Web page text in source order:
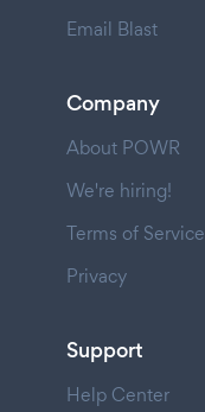
Email Blast
Company
About POWR
We're hiring!
Terms of Service
Privacy
Support
Help Center